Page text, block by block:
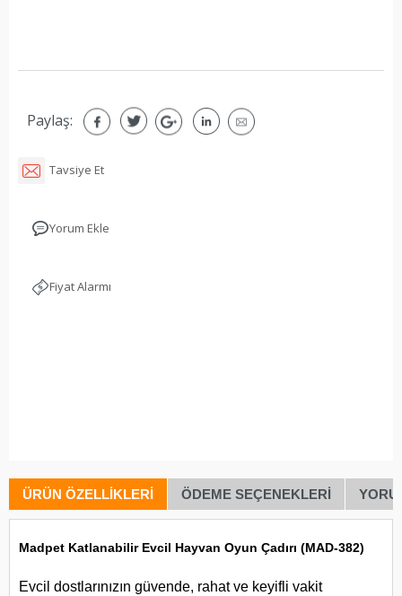
Paylaş:
Tavsiye Et
Yorum Ekle
Fiyat Alarmı
ÜRÜN ÖZELLIKLERI ÖDEME SEÇENEKLERI
Madpet Katlanabilir Evcil Hayvan Oyun Çadırı (MAD-382)
Evcil dostlarınızın güvende, rahat ve keyifli vakit